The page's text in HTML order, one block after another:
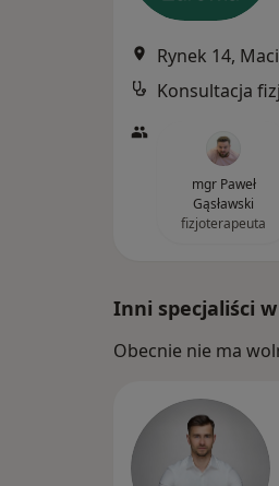
Rynek 14,
Konsultacja
mgr Paweł
Gąsławski
fizjoterapeuta
Inni specjaliści
Obecnie nie ma